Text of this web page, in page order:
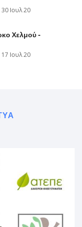
30 Ιουλ 20
Χελμού -
17 Ιουλ 20